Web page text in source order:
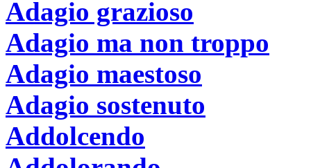
Adagio grazioso
Adagio ma non troppo
Adagio maestoso
Adagio sostenuto
Addolcendo